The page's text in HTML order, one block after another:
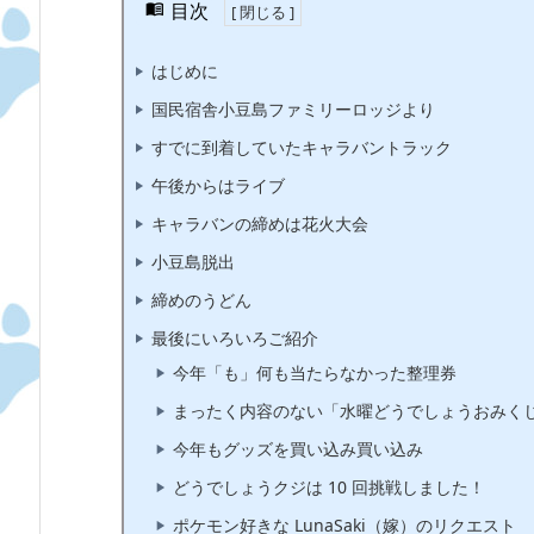
目次
はじめに
国民宿舎小豆島ファミリーロッジより
すでに到着していたキャラバントラック
午後からはライブ
キャラバンの締めは花火大会
小豆島脱出
締めのうどん
最後にいろいろご紹介
今年「も」何も当たらなかった整理券
まったく内容のない「水曜どうでしょうおみく
今年もグッズを買い込み買い込み
どうでしょうクジは 10 回挑戦しました！
ポケモン好きな LunaSaki（嫁）のリクエスト